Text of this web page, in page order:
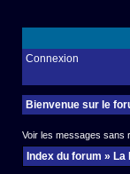
Connexion
Bienvenue sur le
Voir les messages sans
Index du forum » La